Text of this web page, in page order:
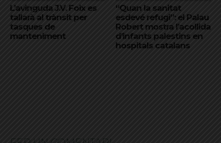
L’avinguda J.V. Foix es
tallarà al trànsit per
tasques de
manteniment
“Quan la sanitat
esdevé refugi”: el Palau
Robert mostra l’acollida
d’infants palestins en
hospitals catalans